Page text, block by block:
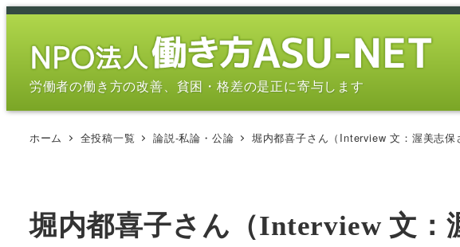
メ
労働者の働き方の改善、貧困・格差の是正に寄与します
ホーム 全投稿一覧 論説-私論・公論 堀内都喜子さん（Interview 文：渥美志
堀内都喜子さん（Interview 文：